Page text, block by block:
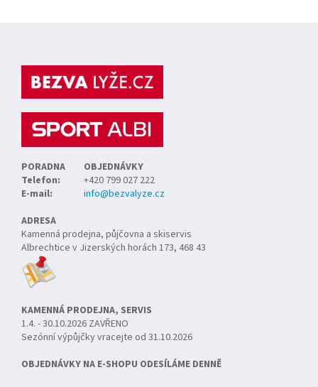
PORADNA
OBJEDNÁVKY
Telefon:
+420 799 027 222
E-mail:
info@bezvalyze.cz
ADRESA
Kamenná prodejna, půjčovna a skiservis
Albrechtice v Jizerských horách 173, 468 43
KAMENNÁ PRODEJNA, SERVIS
1.4. - 30.10.2026 ZAVŘENO
Sezónní výpůjčky vracejte od 31.10.2026
OBJEDNÁVKY NA E-SHOPU ODESÍLÁME DENNĚ